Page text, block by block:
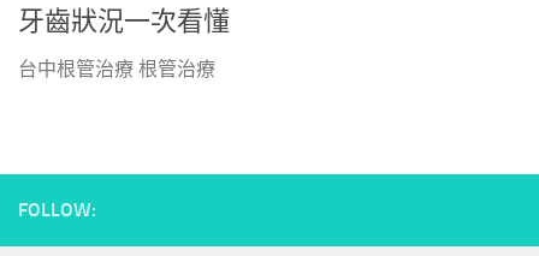
牙齒狀況一次看懂
台中根管治療 根管治療
FOLLOW: